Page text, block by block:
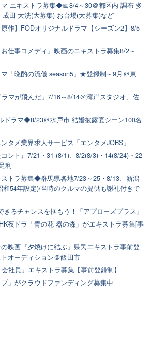
エキストラ募集◆📅8/4～30＠都区内 調布 多
田 大洗(大募集) お台場(大募集)など
原作】FODオリジナルドラマ【シーズン2】8/5
仕事コメディ」映画のエキストラ募集8/2～
「晩酌の流儀 season5」★登録制～9月＠東
マが飛んだ」7/16～8/14＠湾岸スタジオ、佐
ドラマ◆8/23＠水戸市 結婚披露宴シーン100名
タメ業界求人サービス「エンタメJOBS」
ント』7/21・31 (8/1)、8/2(8/3)・14(8/24)・22
利
トラ募集◆群馬県各地7/23～25・8/13、新潟
和54年設定)/当時のクルマの提供も謝礼付きで
きるチャンスを掴もう！「アプローズプラス」
夜ドラ「青の花 器の森」がエキストラ募集[事
映画『夕焼けに結ぶ』県民エキストラ事前登
オーディション＠飯田市
社員」エキストラ募集【事前登録制】
ブ」がクラウドファンディング募集中